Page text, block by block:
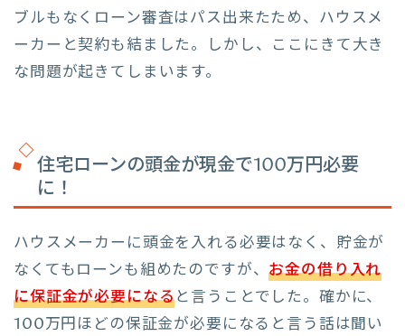
ブルもなくローン審査はパス出来たため、ハウスメ
ーカーと契約も結ました。しかし、ここにきて大き
な問題が起きてしまいます。
住宅ローンの頭金が現金で100万円必要
に！
ハウスメーカーに頭金を入れる必要はなく、貯金が
なくてもローンも組めたのですが、お金の借り入れ
に保証金が必要になると言うことでした。確かに、
100万円ほどの保証金が必要になると言う話は聞い